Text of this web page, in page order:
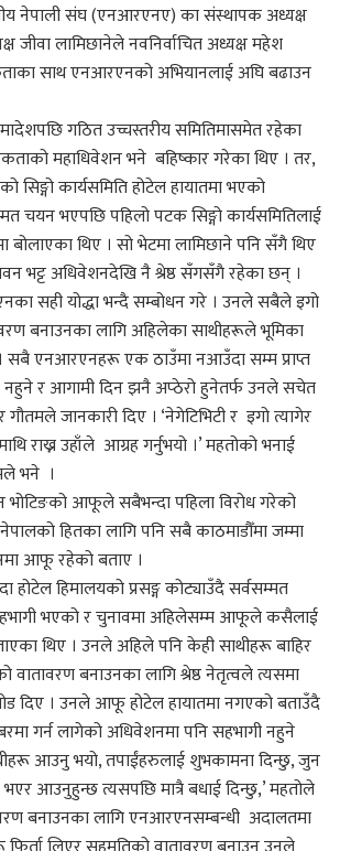
नेपाली संघ (एनआरएनए) का संस्थापक अध्यक्ष
जीवा लामिछानेले नवनिर्वाचित अध्यक्ष महेश
साथ एनआरएनको अभियानलाई अघि बढाउन
गठित उच्चस्तरीय समितिमासमेत रहेका
महाधिवेशन भने बहिष्कार गरेका थिए । तर,
सिङ्गो कार्यसमिति होटेल हायातमा भएको
चयन भएपछि पहिलो पटक सिङ्गो कार्यसमितिलाई
थिए । सो भेटमा लामिछाने पनि सँगै थिए
भट्ट अधिवेशनदेखि नै श्रेष्ठ सँगसँगै रहेका छन् ।
सही योद्धा भन्दै सम्बोधन गरे । उनले सबैले इगो
बनाउनका लागि अहिलेका साथीहरूले भूमिका
। सबै एनआरएनहरू एक ठाउँमा नआउँदा सम्म प्राप्त
नहुने र आगामी दिन झनै अप्ठेरो हुनेतर्फ उनले सचेत
गौतमले जानकारी दिए । ‘नेगेटिभिटी र इगो त्यागेर
राख्न उहाँले आग्रह गर्नुभयो ।’ महतोको भनाई
भने ।
भोटिङको आफूले सबैभन्दा पहिला विरोध गरेको
हितका लागि पनि सबै काठमाडौँमा जम्मा
आफू रहेको बताए ।
होटेल हिमालयको प्रसङ्ग कोट्याउँदै सर्वसम्मत
भएको र चुनावमा अहिलेसम्म आफूले कसैलाई
थिए । उनले अहिले पनि केही साथीहरू बाहिर
बनाउनका लागि श्रेष्ठ नेतृत्वले त्यसमा
दिए । उनले आफू होटेल हायातमा नगएको बताउँदै
गर्न लागेको अधिवेशनमा पनि सहभागी नहुने
आउनु भयो, तपाईंहरुलाई शुभकामना दिन्छु, जुन
आउनुहुन्छ त्यसपछि मात्रै बधाई दिन्छु,’ महतोले
बनाउनका लागि एनआरएनसम्बन्धी अदालतमा